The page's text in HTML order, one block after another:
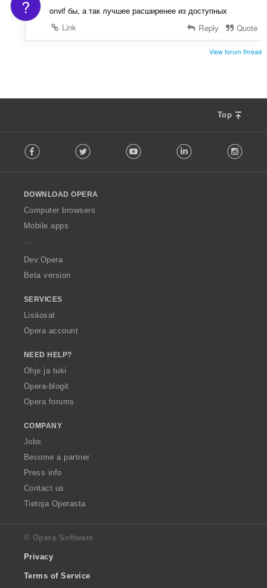
?
onvif бы, а так лучшее расширенее из доступных
Link
Reply Quote
View forum thread
Top
o
w
O
p
a
Facebook Twitter Youtube LinkedIn
DOWNLOAD OPERA
Computer browsers
Mobile apps
Dev.Opera
Beta version
SERVICES
Lisäosat
Opera account
NEED HELP?
Ohje ja tuki
Opera-blogit
Opera forums
COMPANY
Jobs
Become a partner
Press info
Contact us
Tietoja Operasta
© Opera Software
Privacy
Terms of Service